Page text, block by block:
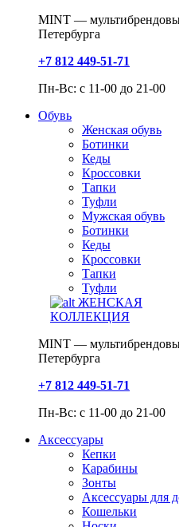
MINT —
Петербурга
+7 812 449-51-71
Пн-Вс: с 11-00 до 21-00
Обувь
Женская обувь
Ботинки
Кеды
Кроссовки
Тапки
Туфли
Мужская обувь
Ботинки
Кеды
Кроссовки
Тапки
Туфли
ЖЕНСКАЯ
КОЛЛЕКЦИЯ
MINT —
Петербурга
+7 812 449-51-71
Пн-Вс: с 11-00 до 21-00
Аксессуары
Кепки
Карабины
Зонты
Аксессуары для
Кошельки